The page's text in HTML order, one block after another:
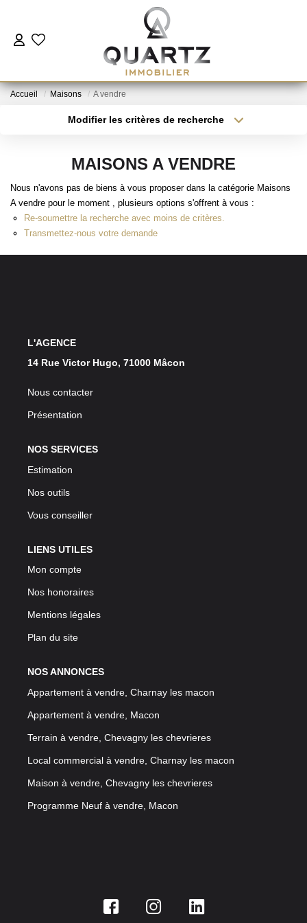
ESTIMER
NOUS REJOINDRE
L'AGENCE
Accueil Maisons A vendre
Modifier les critères de recherche
Budget max
MAISONS A VENDRE
Nous n'avons pas de biens à vous proposer dans la catégorie Maisons
A vendre pour le moment , plusieurs options s'offrent à vous :
Re-soumettre la recherche avec moins de critères.
Transmettez-nous votre demande
L'AGENCE
14 Rue Victor Hugo, 71000 Mâcon
Nous contacter
Présentation
NOS SERVICES
Estimation
Nos outils
Vous conseiller
LIENS UTILES
Mon compte
Nos honoraires
Mentions légales
Plan du site
NOS ANNONCES
Appartement à vendre, Charnay les macon
Appartement à vendre, Macon
Terrain à vendre, Chevagny les chevrieres
Local commercial à vendre, Charnay les macon
Maison à vendre, Chevagny les chevrieres
Programme Neuf à vendre, Macon